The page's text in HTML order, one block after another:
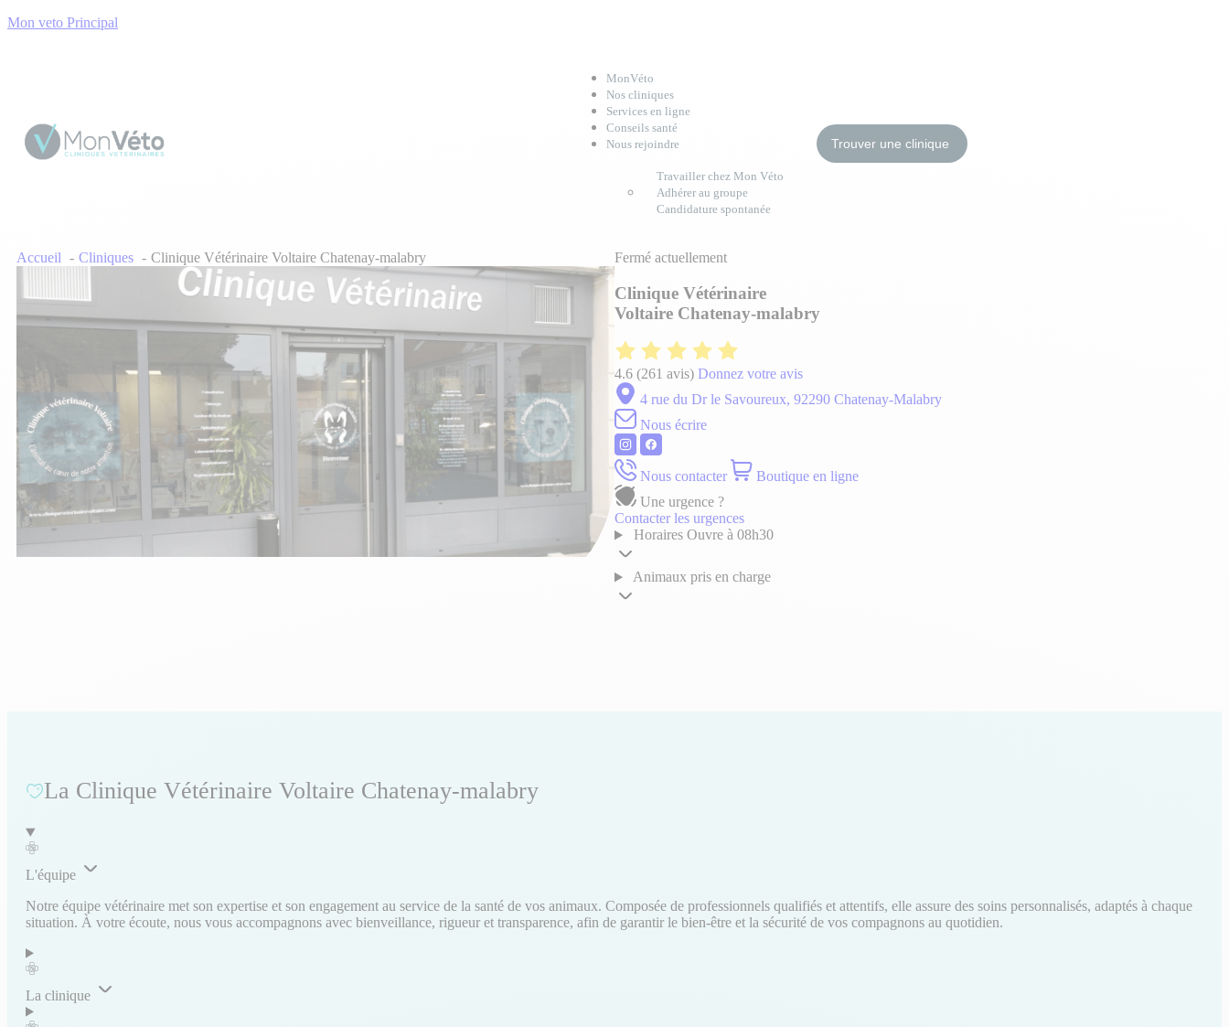
Mon veto Principal
MonVéto
Nos cliniques
Services en ligne
Conseils santé
Nous rejoindre
Travailler chez Mon Véto
Adhérer au groupe
Candidature spontanée
Trouver une clinique
Accueil Cliniques Clinique Vétérinaire Voltaire Chatenay-malabry Fermé actuellement
Clinique Vétérinaire
Voltaire Chatenay-malabry
4.6 (261 avis) Donnez votre avis
4 rue du Dr le Savoureux, 92290 Chatenay-Malabry
Nous écrire
Nous contacter
Boutique en ligne
Une urgence ?
Contacter les urgences
Horaires Ouvre à 08h30
Animaux pris en charge
La Clinique Vétérinaire Voltaire Chatenay-malabry
L'équipe
Notre équipe vétérinaire met son expertise et son engagement au service de la santé de vos animaux. Composée de professionnels qualifiés et attentifs, elle assure des soins personnalisés, adaptés à chaque
situation. À votre écoute, nous vous accompagnons avec bienveillance, rigueur et transparence, afin de garantir le bien-être et la sécurité de vos compagnons au quotidien.
La clinique